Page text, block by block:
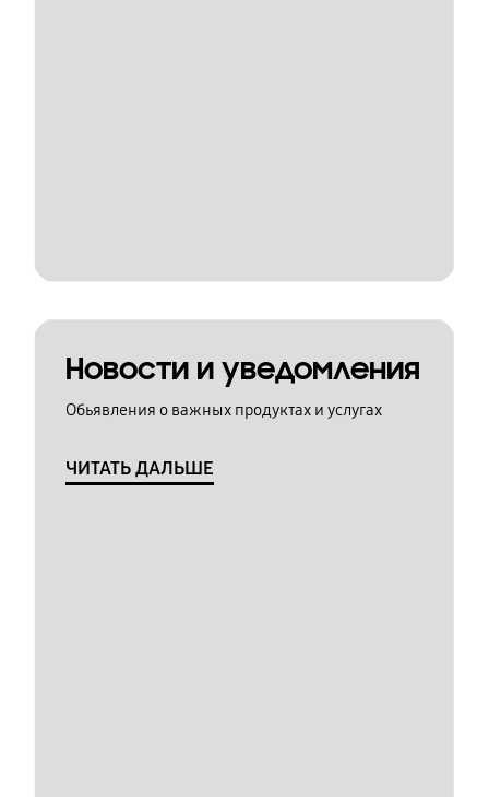
Новости и уведомления
Обьявления о важных продуктах и услугах
ЧИТАТЬ ДАЛЬШЕ